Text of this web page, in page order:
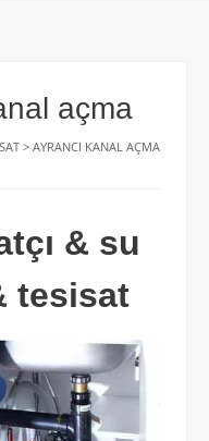
açma
> AYRANCI KANAL AÇMA
& su
tesisat